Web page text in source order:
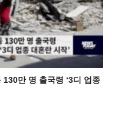
만 명 출국령 ‘3디 업종